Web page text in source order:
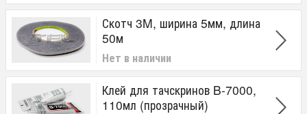
Скотч 3M, ширина 5мм, длина
50м
Нет в наличии
Клей для тачскринов B-7000,
110мл (прозрачный)